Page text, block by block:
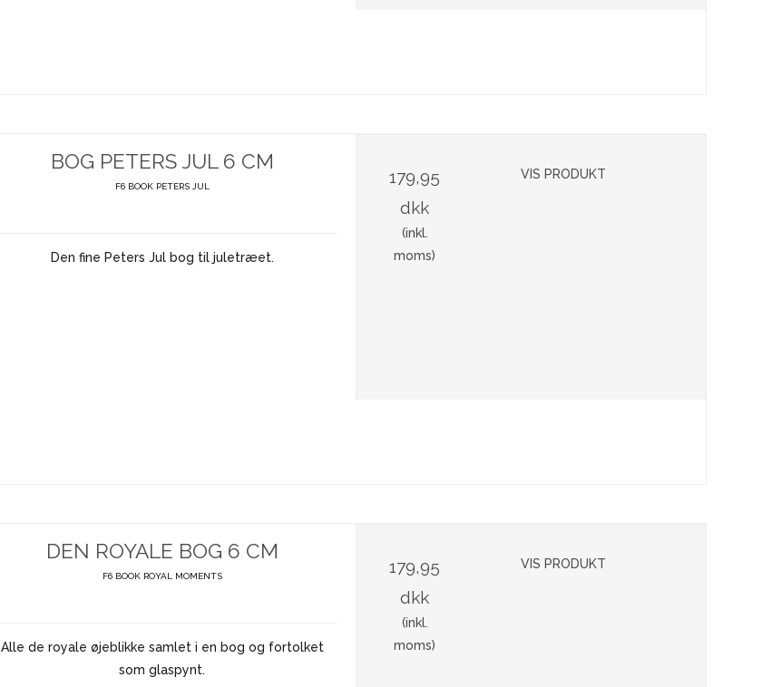
BOG PETERS JUL 6 CM
F6 BOOK PETERS JUL
Den fine Peters Jul bog til juletræet.
179,95
dkk
(inkl.
moms)
VIS PRODUKT
DEN ROYALE BOG 6 CM
F6 BOOK ROYAL MOMENTS
Alle de royale øjeblikke samlet i en bog og fortolket
som glaspynt.
179,95
dkk
(inkl.
moms)
VIS PRODUKT